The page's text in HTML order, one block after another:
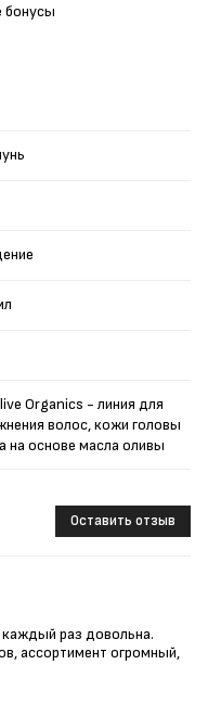
Оставить отзыв
раз довольна.
ассортимент огромный,
Organics - линия для
волос, кожи головы
на основе масла оливы
бонусы